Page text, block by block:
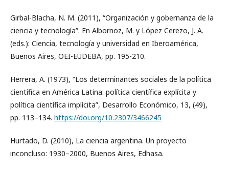
Girbal-Blacha, N. M. (2011), “Organización y gobernanza de la
ciencia y tecnología”. En Albornoz, M. y López Cerezo, J. A.
(eds.): Ciencia, tecnología y universidad en Iberoamérica,
Buenos Aires, OEI-EUDEBA, pp. 195-210.
Herrera, A. (1973), “Los determinantes sociales de la política
científica en América Latina: política científica explícita y
política científica implícita”, Desarrollo Económico, 13, (49),
pp. 113–134. https://doi.org/10.2307/3466245
Hurtado, D. (2010), La ciencia argentina. Un proyecto
inconcluso: 1930–2000, Buenos Aires, Edhasa.